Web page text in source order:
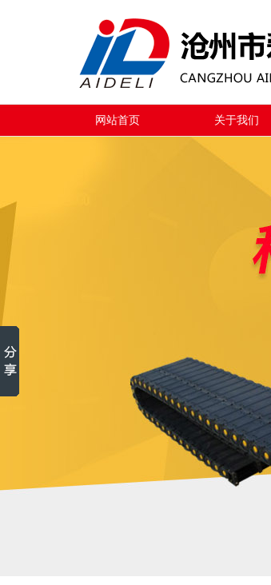
网站首页 关于我们